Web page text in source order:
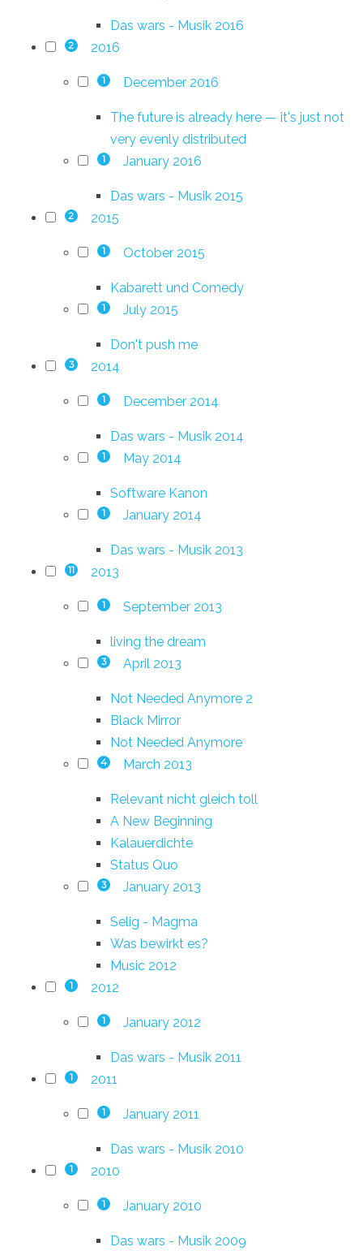
Das wars - Musik 2016
2 2016
1 December 2016
The future is already here — it's just not
very evenly distributed
1 January 2016
Das wars - Musik 2015
2 2015
1 October 2015
Kabarett und Comedy
1 July 2015
Don't push me
3 2014
1 December 2014
Das wars - Musik 2014
1 May 2014
Software Kanon
1 January 2014
Das wars - Musik 2013
11 2013
1 September 2013
living the dream
3 April 2013
Not Needed Anymore 2
Black Mirror
Not Needed Anymore
4 March 2013
Relevant nicht gleich toll
A New Beginning
Kalauerdichte
Status Quo
3 January 2013
Selig - Magma
Was bewirkt es?
Music 2012
1 2012
1 January 2012
Das wars - Musik 2011
1 2011
1 January 2011
Das wars - Musik 2010
1 2010
1 January 2010
Das wars - Musik 2009